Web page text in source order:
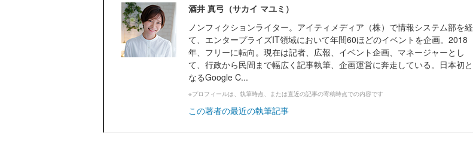
酒井 真弓（サカイ マユミ）
ノンフィクションライター。アイティメディア（株）で情報システム部を経
て、エンタープライズIT領域において年間60ほどのイベントを企画。2018
年、フリーに転向。現在は記者、広報、イベント企画、マネージャーとし
て、行政から民間まで幅広く記事執筆、企画運営に奔走している。日本初と
なるGoogle C...
※プロフィールは、執筆時点、または直近の記事の寄稿時点での内容です
この著者の最近の執筆記事